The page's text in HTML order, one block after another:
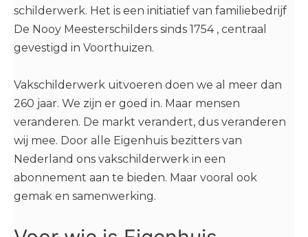
schilderwerk. Het is een initiatief van familiebedrijf
De Nooy Meesterschilders sinds 1754 , centraal
gevestigd in Voorthuizen.
Vakschilderwerk uitvoeren doen we al meer dan
260 jaar. We zijn er goed in. Maar mensen
veranderen. De markt verandert, dus veranderen
wij mee. Door alle Eigenhuis bezitters van
Nederland ons vakschilderwerk in een
abonnement aan te bieden. Maar vooral ook
gemak en samenwerking.